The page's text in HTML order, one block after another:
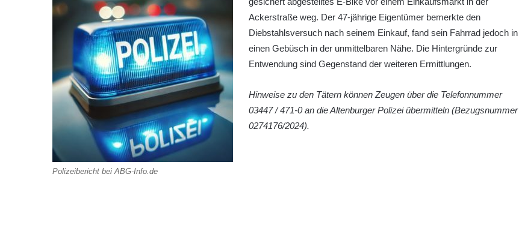
Polizeibericht bei ABG-Info.de
Ackerstraße weg. Der 47-jährige Eigentümer bemerkte den
Diebstahlsversuch nach seinem Einkauf, fand sein Fahrrad jedoch in
einen Gebüsch in der unmittelbaren Nähe. Die Hintergründe zur
Entwendung sind Gegenstand der weiteren Ermittlungen.
Hinweise zu den Tätern können Zeugen über die Telefonnummer
03447 / 471-0 an die Altenburger Polizei übermitteln (Bezugsnummer
0274176/2024).